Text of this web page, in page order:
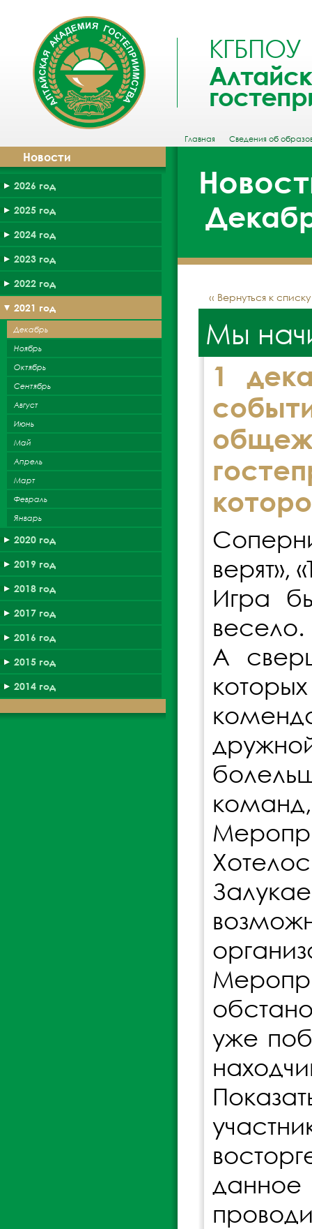
КГБПОУ
Главная Сведения об
Новости
2026 год
2025 год
2024 год
2023 год
2022 год
2021 год
Декабрь
Ноябрь
Октябрь
Сентябрь
Август
Июнь
Май
Апрель
Март
Февраль
Январь
2020 год
2019 год
2018 год
2017 год
2016 год
2015 год
2014 год
‹‹ Вернуться к
Мы
1
верят»,
Игра
весело.
А
уже